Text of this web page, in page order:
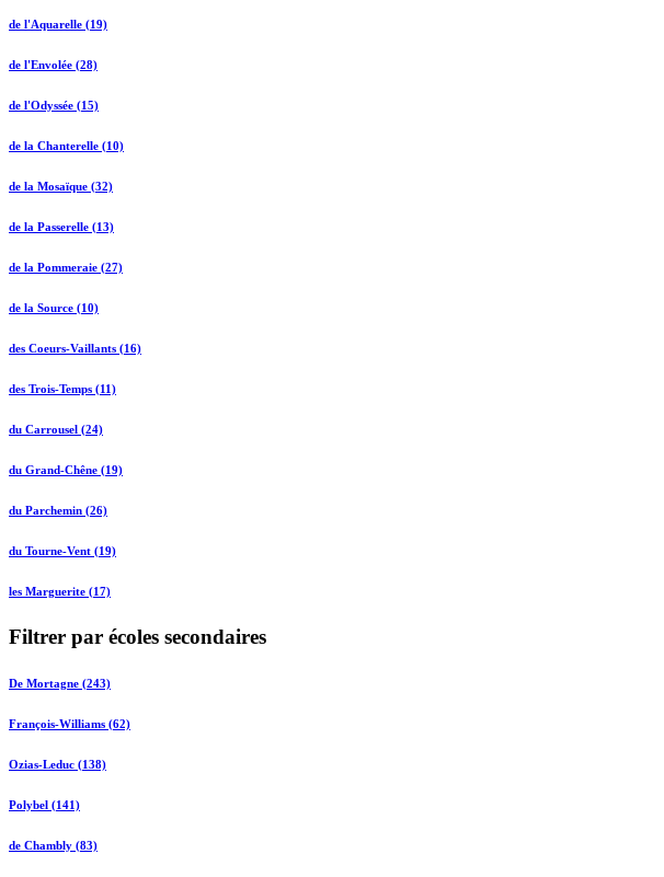
de l'Aquarelle (19)
de l'Envolée (28)
de l'Odyssée (15)
de la Chanterelle (10)
de la Mosaïque (32)
de la Passerelle (13)
de la Pommeraie (27)
de la Source (10)
des Coeurs-Vaillants (16)
des Trois-Temps (11)
du Carrousel (24)
du Grand-Chêne (19)
du Parchemin (26)
du Tourne-Vent (19)
les Marguerite (17)
Filtrer par écoles secondaires
De Mortagne (243)
François-Williams (62)
Ozias-Leduc (138)
Polybel (141)
de Chambly (83)